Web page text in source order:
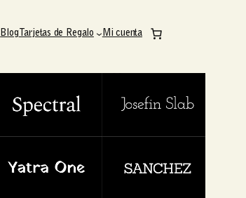
Blog Tarjetas de Regalo Mi cuenta